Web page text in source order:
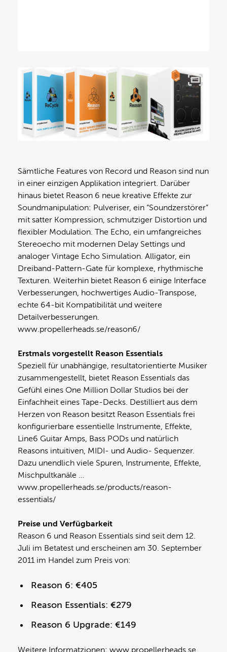
Sämtliche Features von Record und Reason sind nun
in einer einzigen Applikation integriert. Darüber
hinaus bietet Reason 6 neue kreative Effekte zur
Soundmanipulation: Pulveriser, ein “Soundzerstörer”
mit satter Kompression, schmutziger Distortion und
flexibler Modulation. The Echo, ein umfangreiches
Stereoecho mit modernen Delay Settings und
analoger Vintage Echo Simulation. Alligator, ein
Dreiband-Pattern-Gate für komplexe, rhythmische
Texturen. Weiterhin bietet Reason 6 einige Interface
Verbesserungen, hochwertiges Audio-Transpose,
echte 64-bit Kompatibilität und weitere
Detailverbesserungen.
www.propellerheads.se/reason6/
Erstmals vorgestellt Reason Essentials
Speziell für unabhängige, resultatorientierte Musiker
zusammengestellt, bietet Reason Essentials das
Gefühl eines One Million Dollar Studios bei der
Einfachheit eines Tape-Decks. Destilliert aus dem
Herzen von Reason besitzt Reason Essentials frei
konfigurierbare essentielle Instrumente, Effekte,
Line6 Guitar Amps, Bass PODs und natürlich
Reasons intuitiven, MIDI- und Audio- Sequenzer.
Dazu unendlich viele Spuren, Instrumente, Effekte,
Mischpultkanäle …
www.propellerheads.se/products/reason-
essentials/
Preise und Verfügbarkeit
Reason 6 und Reason Essentials sind seit dem 12.
Juli im Betatest und erscheinen am 30. September
2011 im Handel zum Preis von:
Reason 6: €405
Reason Essentials: €279
Reason 6 Upgrade: €149
Weitere Informatzionen: www.propellerheads.se